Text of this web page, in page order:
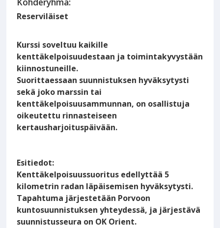
Reserviläiset
Kurssi soveltuu kaikille
kenttäkelpoisuudestaan ja toimintakyvystään
kiinnostuneille.
Suorittaessaan suunnistuksen hyväksytysti
sekä joko marssin tai
kenttäkelpoisuusammunnan, on osallistuja
oikeutettu rinnasteiseen
kertausharjoituspäivään.
Esitiedot:
Kenttäkelpoisuussuoritus edellyttää 5
kilometrin radan läpäisemisen hyväksytysti.
Tapahtuma järjestetään Porvoon
kuntosuunnistuksen yhteydessä, ja järjestävä
suunnistusseura on OK Orient.